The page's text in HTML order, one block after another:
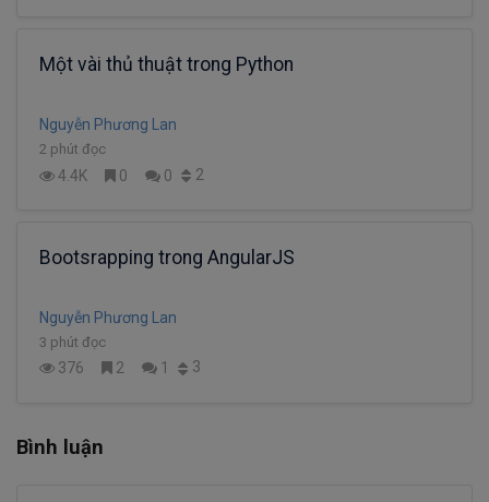
Một vài thủ thuật trong Python
Nguyễn Phương Lan
2 phút đọc
4.4K 0 0 2
Bootsrapping trong AngularJS
Nguyễn Phương Lan
3 phút đọc
376 2 1 3
Bình luận